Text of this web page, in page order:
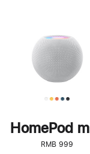
HomePod
RMB 999